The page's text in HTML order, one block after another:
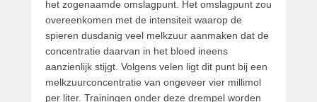
het zogenaamde omslagpunt. Het omslagpunt zou
overeenkomen met de intensiteit waarop de
spieren dusdanig veel melkzuur aanmaken dat de
concentratie daarvan in het bloed ineens
aanzienlijk stijgt. Volgens velen ligt dit punt bij een
melkzuurconcentratie van ongeveer vier millimol
per liter. Trainingen onder deze drempel worden